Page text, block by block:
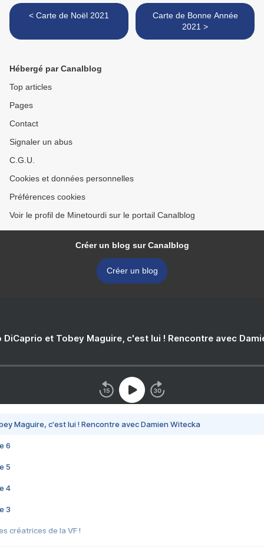
< Carte de Noël 2021
Carte de Bonne Année
2021 >
Hébergé par Canalblog
Top articles
Pages
Contact
Signaler un abus
C.G.U.
Cookies et données personnelles
Préférences cookies
Voir le profil de Minetourdi sur le portail Canalblog
Créer un blog sur Canalblog
Créer un blog
DiCaprio et Tobey Maguire, c'est lui ! Rencontre avec
Maguire, c'est lui ! Rencontre avec Damien Witecka
6
5
4
3
créatrices de la VF !